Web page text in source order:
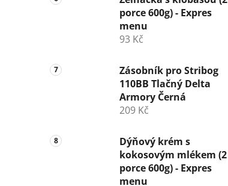
porce 600g) - Expres
menu
93 Kč
Zásobník pro Stribog
110BB Tlačný Delta
Armory Černá
209 Kč
Dýňový krém s
kokosovým mlékem (2
porce 600g) - Expres
menu